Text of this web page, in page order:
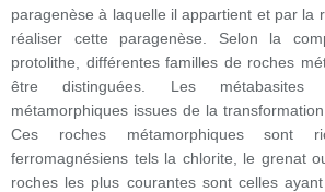
paragenèse à laquelle il appartient et par la
réaliser cette paragenèse. Selon la
protolithe, différentes familles de roches
être distinguées. Les
métamorphiques issues de la
Ces roches métamorphiques sont
ferromagnésiens tels la chlorite, le grenat
roches les plus courantes sont celles ayant